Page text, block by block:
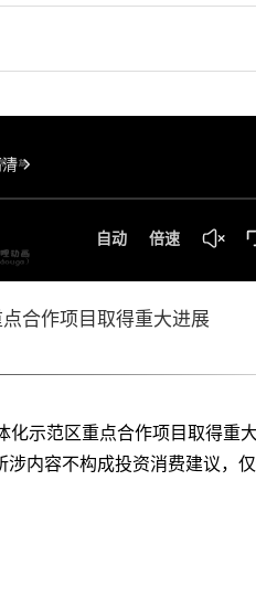
合作项目取得重大进展
化示范区重点合作项目取得重
内容不构成投资消费建议，